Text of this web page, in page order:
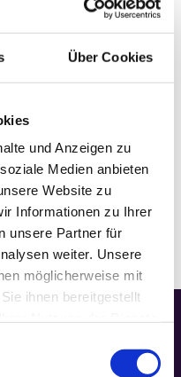
Über Cookies
und Anzeigen zu
Medien anbieten
Website zu
Informationen zu Ihrer
unsere Partner für
weiter. Unsere
möglicherweise mit
ihnen bereitgestellt